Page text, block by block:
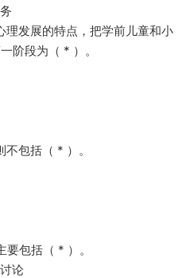
理发展的特点，把学前儿童和小
阶段为（ * ）。
包括（ * ）。
包括（ * ）。
论